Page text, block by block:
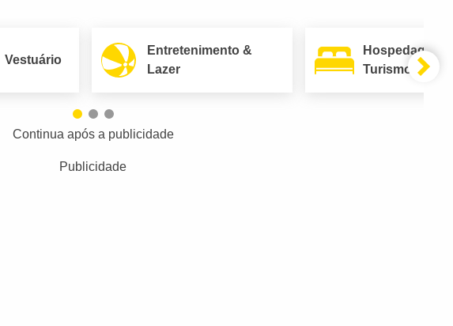
Vestuário
Entretenimento &
Lazer
Hospedagem
Turismo
Continua após a publicidade
Publicidade